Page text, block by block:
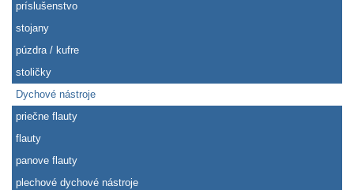
príslušenstvo
stojany
púzdra / kufre
stoličky
Dychové nástroje
priečne flauty
flauty
panove flauty
plechové dychové nástroje